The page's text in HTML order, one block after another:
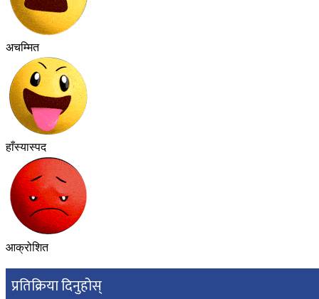
अचम्मित
हाँस्यास्पद
आक्रोशित
प्रतिक्रिया दिनुहोस्